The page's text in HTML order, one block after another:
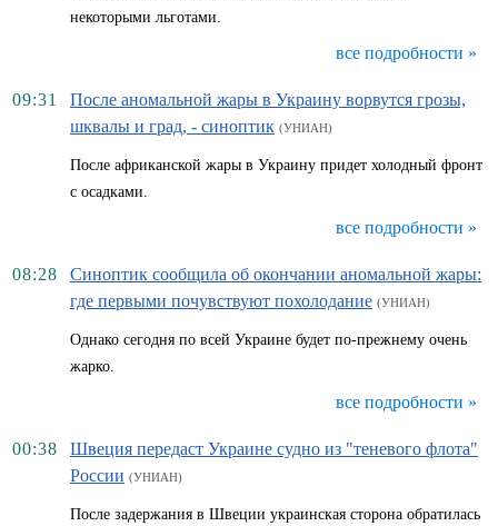
некоторыми льготами.
все подробности »
09:31
После аномальной жары в Украину ворвутся грозы,
шквалы и град, - синоптик (УНИАН)
После африканской жары в Украину придет холодный фронт
с осадками.
все подробности »
08:28
Синоптик сообщила об окончании аномальной жары:
где первыми почувствуют похолодание (УНИАН)
Однако сегодня по всей Украине будет по-прежнему очень
жарко.
все подробности »
00:38
Швеция передаст Украине судно из "теневого флота"
России (УНИАН)
После задержания в Швеции украинская сторона обратилась